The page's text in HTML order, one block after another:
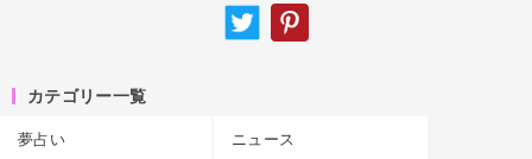
カテゴリー一覧
夢占い ニュース